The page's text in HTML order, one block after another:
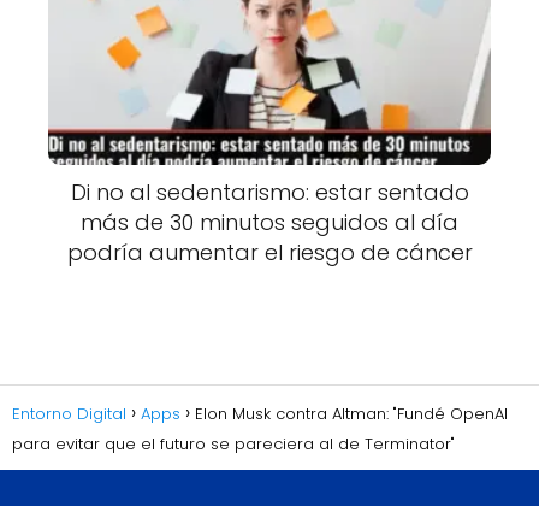
Di no al sedentarismo: estar sentado
más de 30 minutos seguidos al día
podría aumentar el riesgo de cáncer
Entorno Digital Apps
Elon Musk contra Altman: "Fundé OpenAI
para evitar que el futuro se pareciera al de Terminator"